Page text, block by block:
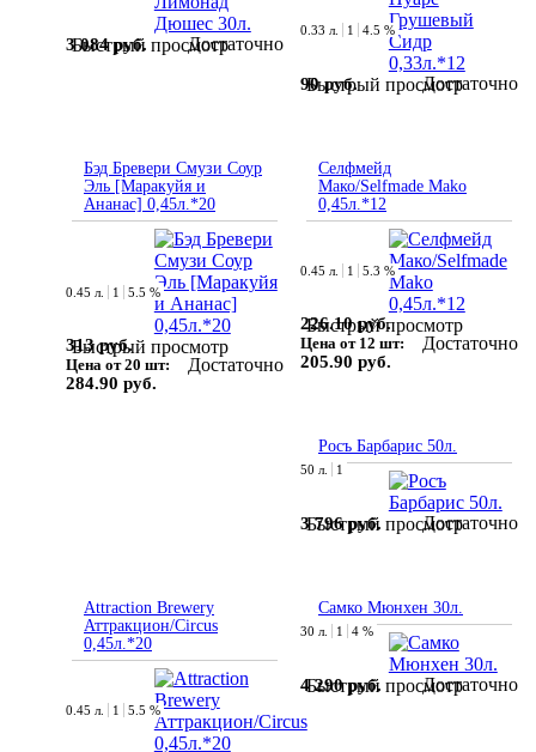
Быстрый просмотр
3 084 руб. Достаточно
Быстрый просмотр
0.33 л. 1 4.5 %
90 руб. Достаточно
Бэд Бревери Смузи Соур
Эль [Маракуйя и
Ананас] 0,45л.*20
Быстрый просмотр
0.45 л. 1 5.5 %
313 руб.
Цена от 20 шт:
284.90 руб.
Достаточно
Селфмейд
Мако/Selfmade Mako
0,45л.*12
Быстрый просмотр
0.45 л. 1 5.3 %
226.10 руб.
Цена от 12 шт:
205.90 руб.
Достаточно
Росъ Барбарис 50л.
Быстрый просмотр
50 л. 1
3 796 руб. Достаточно
Attraction Brewery
Аттракцион/Circus
0,45л.*20
0.45 л. 1 5.5 %
Самко Мюнхен 30л.
Быстрый просмотр
30 л. 1 4 %
4 290 руб. Достаточно